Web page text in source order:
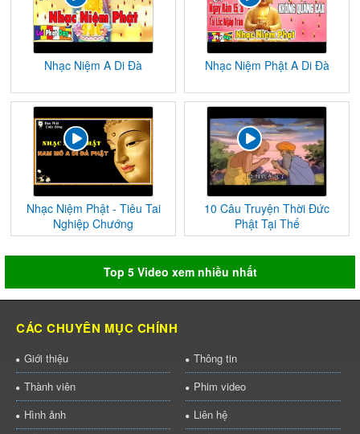
Nhạc Niệm A Di Đà Nhạc Niệm Phật A Di Đà
Nhạc Niệm Phật - Tiêu Tai
Nghiệp Chướng
10 Câu Truyện Thời Đức
Phật Tại Thế
Top 5 Video xem nhiều nhất
CÁC CHUYÊN MỤC CHÍNH
Giới thiệu
Thông tin
Thành viên
Phim video
Hình ảnh
Liên hệ